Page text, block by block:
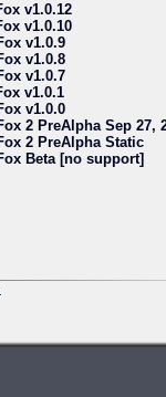
v1.0.12
v1.0.10
v1.0.9
v1.0.8
v1.0.7
v1.0.1
v1.0.0
2 PreAlpha Sep 27,
2 PreAlpha Static
Beta [no support]